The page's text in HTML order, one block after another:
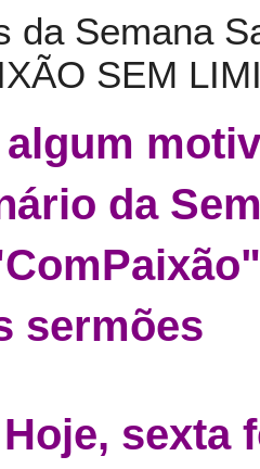
da Semana
SEM
da
sermões
sexta